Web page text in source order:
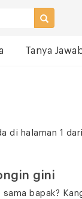
Tanya
di halaman 1
gini
bapak?